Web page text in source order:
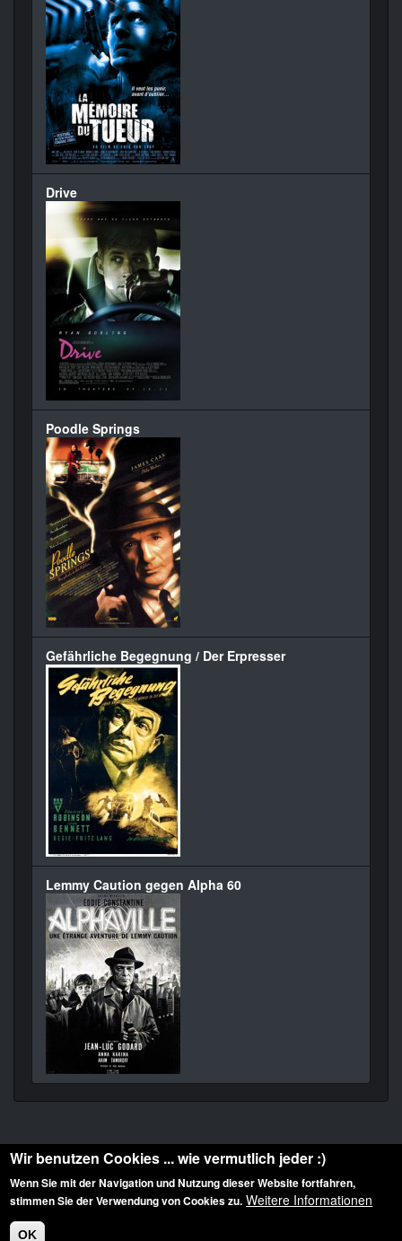
Drive
Poodle Springs
Gefährliche Begegnung / Der Erpresser
Lemmy Caution gegen Alpha 60
Diese Website ist urheberrechtlich geschützt: © 2010-2026 der Film Noir de. Alle
Rechte vorbehalten.
Wir benutzen Cookies ... wie vermutlich jeder :)
Wenn Sie mit der Navigation und Nutzung dieser Website fortfahren,
stimmen Sie der Verwendung von Cookies zu. Weitere Informationen
OK